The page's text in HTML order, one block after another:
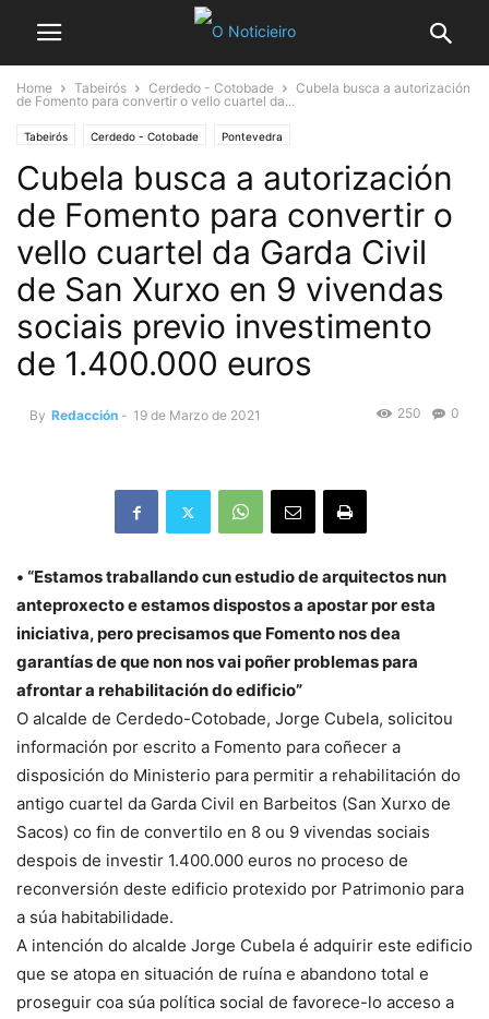
Home Tabeirós Cerdedo - Cotobade
Cubela busca a autorización
de Fomento para convertir o vello cuartel da...
Tabeirós Cerdedo - Cotobade Pontevedra
Cubela busca a autorización
de Fomento para convertir o
vello cuartel da Garda Civil
de San Xurxo en 9 vivendas
sociais previo investimento
de 1.400.000 euros
By Redacción - 19 de Marzo de 2021 0
250
• “Estamos traballando cun estudio de arquitectos nun
anteproxecto e estamos dispostos a apostar por esta
iniciativa, pero precisamos que Fomento nos dea
garantías de que non nos vai poñer problemas para
afrontar a rehabilitación do edificio”
O alcalde de Cerdedo-Cotobade, Jorge Cubela, solicitou
información por escrito a Fomento para coñecer a
disposición do Ministerio para permitir a rehabilitación do
antigo cuartel da Garda Civil en Barbeitos (San Xurxo de
Sacos) co fin de convertilo en 8 ou 9 vivendas sociais
despois de investir 1.400.000 euros no proceso de
reconversión deste edificio protexido por Patrimonio para
a súa habitabilidade.
A intención do alcalde Jorge Cubela é adquirir este edificio
que se atopa en situación de ruína e abandono total e
proseguir coa súa política social de favorece-lo acceso a